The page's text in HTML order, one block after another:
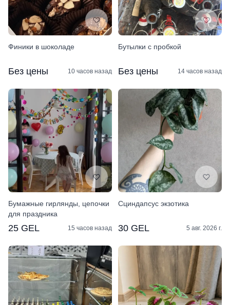
Финики в шоколаде
Без цены 10 часов назад
Бутылки с пробкой
Без цены 14 часов назад
Бумажные гирлянды, цепочки
для праздника
25 GEL 15 часов назад
Сциндапсус экзотика
30 GEL 5 авг. 2026 г.